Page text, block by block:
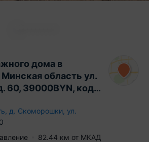
дома в
область ул.
60, 39000BYN, код
д. Скоморошки ул.
82.44 км от МКАД